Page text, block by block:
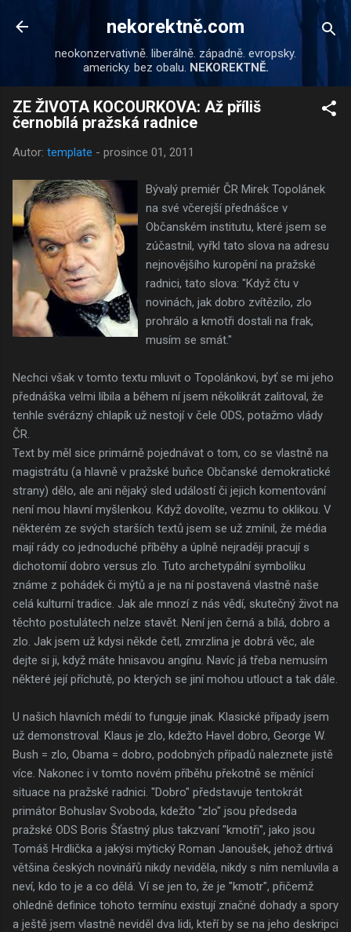
Přeskočit na hlavní obsah
nekorektně.com
neokonzervativně. liberálně. západně. evropsky.
americky. bez obalu. NEKOREKTNĚ.
ZE ŽIVOTA KOCOURKOVA: Až příliš
černobílá pražská radnice
Autor: template - prosince 01, 2011
Bývalý premiér ČR Mirek Topolánek
na své včerejší přednášce v
Občanském institutu, které jsem se
zúčastnil, vyřkl tato slova na adresu
nejnovějšího kuropění na pražské
radnici, tato slova: "Když čtu v
novinách, jak dobro zvítězilo, zlo
prohrálo a kmotři dostali na frak,
musím se smát."
Nechci však v tomto textu mluvit o Topolánkovi, byť se mi jeho
přednáška velmi líbila a během ní jsem několikrát zalitoval, že
tenhle svérázný chlapík už nestojí v čele ODS, potažmo vlády
ČR.
Text by měl sice primárně pojednávat o tom, co se vlastně na
magistrátu (a hlavně v pražské buňce Občanské demokratické
strany) dělo, ale ani nějaký sled událostí či jejich komentování
není mou hlavní myšlenkou. Když dovolíte, vezmu to oklikou. V
některém ze svých starších textů jsem se už zmínil, že média
mají rády co jednoduché příběhy a úplně nejraději pracují s
dichotomií dobro versus zlo. Tuto archetypální symboliku
známe z pohádek či mýtů a je na ní postavená vlastně naše
celá kulturní tradice. Jak ale mnozí z nás vědí, skutečný život na
těchto postulátech nelze stavět. Není jen černá a bílá, dobro a
zlo. Jak jsem už kdysi někde četl, zmrzlina je dobrá věc, ale
dejte si ji, když máte hnisavou angínu. Navíc já třeba nemusím
některé její příchutě, po kterých se jiní mohou utlouct a tak dále.
U našich hlavních médií to funguje jinak. Klasické případy jsem
už demonstroval. Klaus je zlo, kdežto Havel dobro, George W.
Bush = zlo, Obama = dobro, podobných případů naleznete jistě
více. Nakonec i v tomto novém příběhu překotně se měnící
situace na pražské radnici. "Dobro" představuje tentokrát
primátor Bohuslav Svoboda, kdežto "zlo" jsou předseda
pražské ODS Boris Šťastný plus takzvaní "kmotři", jako jsou
Tomáš Hrdlička a jakýsi mýtický Roman Janoušek, jehož drtivá
většina českých novinářů nikdy neviděla, nikdy s ním nemluvila a
neví, kdo to je a co dělá. Ví se jen to, že je "kmotr", přičemž
ohledně definice tohoto termínu existují značné dohady a spory
a ještě jsem vlastně neviděl dva lidi, kteří by se na jeho deskripci